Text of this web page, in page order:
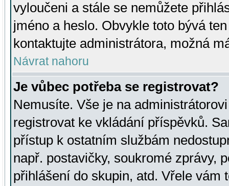
vyloučeni a stále se nemůžete
jméno a heslo. Obvykle toto bývá
kontaktujte administrátora, možná
Návrat nahoru
Je vůbec potřeba se registrovat?
Nemusíte. Vše je na
registrovat ke vkládání příspěvků.
přístup k ostatním službám
např. postavičky, soukromé zprávy,
přihlášení do skupin, atd. Vřele vám